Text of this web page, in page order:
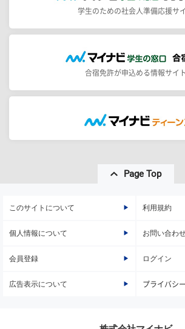
学生のための社会人準備応援サ
合宿免許が申込める情報サイト
Page Top
このサイトについて 利用規約
個人情報について お問い合わ
会員登録 ログイン
広告表示について プライバシ